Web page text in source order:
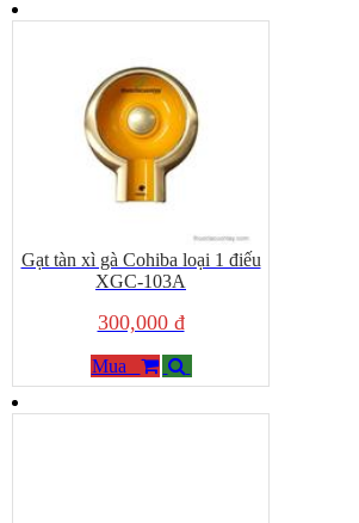
Gạt tàn xì gà Cohiba loại 1 điếu
XGC-103A
300,000 đ
Mua